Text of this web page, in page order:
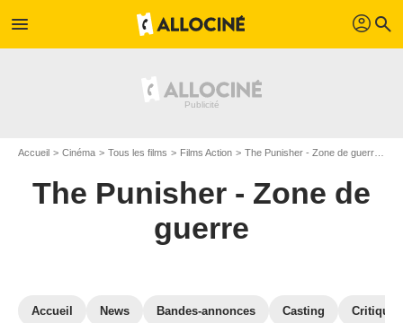
menu profil search
Accueil Cinéma Tous les films Films Action The Punisher - Zone de guerre
The Punisher - Zone de
guerre
Accueil News Bandes-annonces Casting